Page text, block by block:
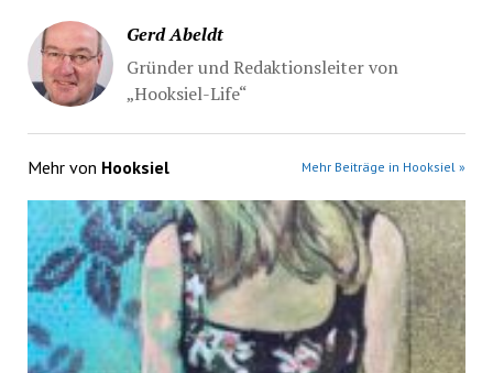
Gerd Abeldt
Gründer und Redaktionsleiter von
„Hooksiel-Life“
Mehr von Hooksiel Mehr Beiträge in Hooksiel »